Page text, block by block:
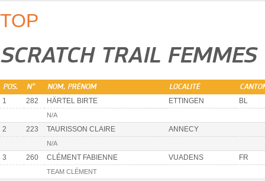
TOP
SCRATCH TRAIL FEMMES
POS. N° NOM, PRÉNOM LOCALITÉ
1 282 HÄRTEL BIRTE ETTINGEN BL
N/A
2 223 TAURISSON CLAIRE ANNECY
N/A
3 260 CLÉMENT FABIENNE VUADENS FR
TEAM CLÉMENT